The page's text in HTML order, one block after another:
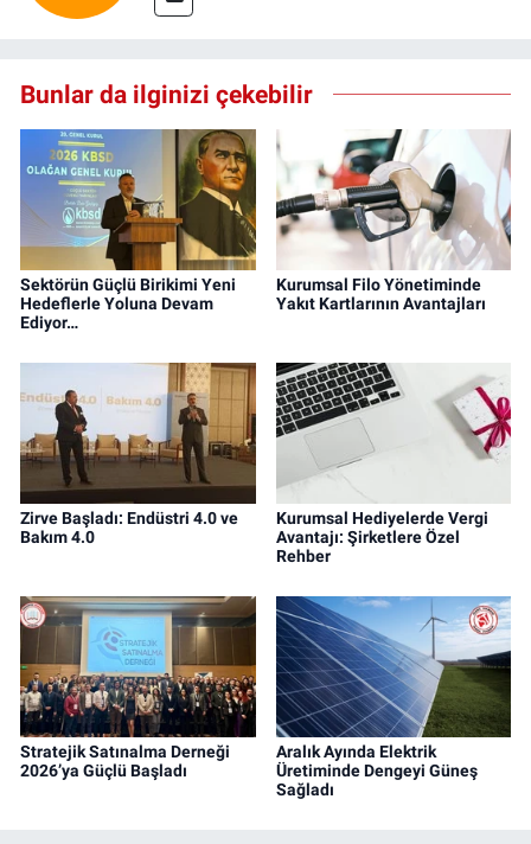
Bunlar da ilginizi çekebilir
Sektörün Güçlü Birikimi Yeni
Hedeflerle Yoluna Devam
Ediyor…
Kurumsal Filo Yönetiminde
Yakıt Kartlarının Avantajları
Zirve Başladı: Endüstri 4.0 ve
Bakım 4.0
Kurumsal Hediyelerde Vergi
Avantajı: Şirketlere Özel
Rehber
Stratejik Satınalma Derneği
2026’ya Güçlü Başladı
Aralık Ayında Elektrik
Üretiminde Dengeyi Güneş
Sağladı